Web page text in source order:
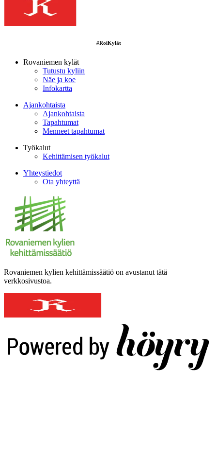
#RoiKylät
Rovaniemen kylät
Tutustu kyliin
Näe ja koe
Infokartta
Ajankohtaista
Ajankohtaista
Tapahtumat
Menneet tapahtumat
Työkalut
Kehittämisen työkalut
Yhteystiedot
Ota yhteyttä
Rovaniemen kylien kehittämissäätiö on avustanut tätä
verkkosivustoa.